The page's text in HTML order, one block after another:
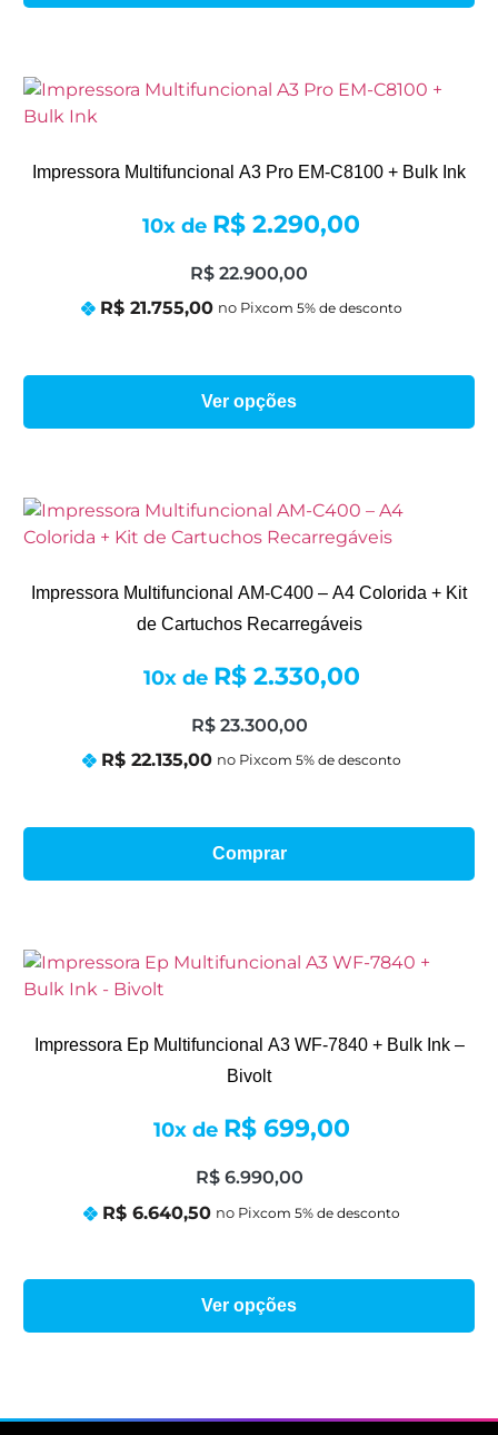
Impressora Multifuncional A3 Pro EM-C8100 + Bulk Ink
R$ 22.900,00
10x de R$ 2.290,00
R$21.755,00 no Pix
Ver opções
Impressora Multifuncional AM-C400 – A4 Colorida + Kit
de Cartuchos Recarregáveis
R$23.300,00
10x de R$2.330,00
R$22.135,00 no Pix
Comprar
Impressora Ep Multifuncional A3 WF-7840 + Bulk Ink –
Bivolt
R$6.990,00
10x de R$699,00
R$6.640,50 no Pix
Ver opções